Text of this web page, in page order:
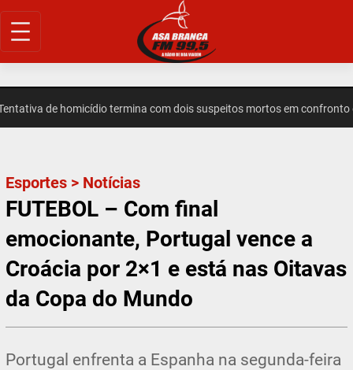
Pular
para
de homicídio termina com dois suspeitos mortos em confronto em
Esportes > Notícias
FUTEBOL – Com final
emocionante, Portugal vence a
Croácia por 2×1 e está nas Oitavas
da Copa do Mundo
Portugal enfrenta a Espanha na segunda-feira